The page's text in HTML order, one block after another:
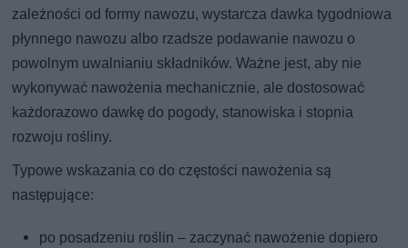
zależności od formy nawozu, wystarcza dawka tygodniowa
płynnego nawozu albo rzadsze podawanie nawozu o
powolnym uwalnianiu składników. Ważne jest, aby nie
wykonywać nawożenia mechanicznie, ale dostosować
każdorazowo dawkę do pogody, stanowiska i stopnia
rozwoju rośliny.
Typowe wskazania co do częstości nawożenia są
następujące:
po posadzeniu roślin – zaczynać nawożenie dopiero